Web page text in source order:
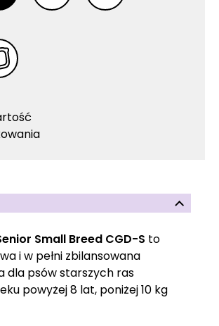
Small Breed CGD-S to
i w pełni zbilansowana
dla psów starszych ras
powyżej 8 lat, poniżej 10 kg